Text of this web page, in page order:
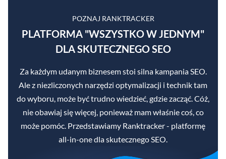
POZNAJ RANKTRACKER
PLATFORMA "WSZYSTKO W JEDNYM"
DLA SKUTECZNEGO SEO
Za każdym udanym biznesem stoi silna kampania SEO.
Ale z niezliczonych narzędzi optymalizacji i technik tam
do wyboru, może być trudno wiedzieć, gdzie zacząć. Cóż,
nie obawiaj się więcej, ponieważ mam właśnie coś, co
może pomóc. Przedstawiamy Ranktracker - platformę
all-in-one dla skutecznego SEO.